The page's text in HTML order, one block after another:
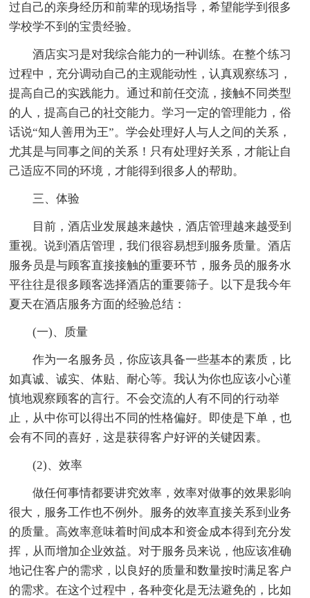
过自己的亲身经历和前辈的现场指导，希望能学到很多
学校学不到的宝贵经验。
酒店实习是对我综合能力的一种训练。在整个练习
过程中，充分调动自己的主观能动性，认真观察练习，
提高自己的实践能力。通过和前任交流，接触不同类型
的人，提高自己的社交能力。学习一定的管理能力，俗
话说“知人善用为王”。学会处理好人与人之间的关系，
尤其是与同事之间的关系！只有处理好关系，才能让自
己适应不同的环境，才能得到很多人的帮助。
三、体验
目前，酒店业发展越来越快，酒店管理越来越受到
重视。说到酒店管理，我们很容易想到服务质量。酒店
服务员是与顾客直接接触的重要环节，服务员的服务水
平往往是很多顾客选择酒店的重要筛子。以下是我今年
夏天在酒店服务方面的经验总结：
(一)、质量
作为一名服务员，你应该具备一些基本的素质，比
如真诚、诚实、体贴、耐心等。我认为你也应该小心谨
慎地观察顾客的言行。不会交流的人有不同的行动举
止，从中你可以得出不同的性格偏好。即使是下单，也
会有不同的喜好，这是获得客户好评的关键因素。
(2)、效率
做任何事情都要讲究效率，效率对做事的效果影响
很大，服务工作也不例外。服务的效率直接关系到业务
的质量。高效率意味着时间成本和资金成本得到充分发
挥，从而增加企业效益。对于服务员来说，他应该准确
地记住客户的需求，以良好的质量和数量按时满足客户
的需求。在这个过程中，各种变化是无法避免的，比如